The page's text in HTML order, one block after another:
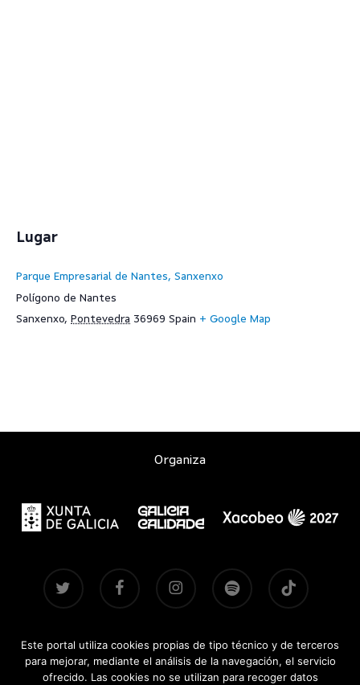
Lugar
Parque Empresarial de Nantes, Sanxenxo
Polígono de Nantes
Sanxenxo, Pontevedra 36969 Spain + Google Map
Organiza
twitter facebook instagram spotify tiktok
Contacto|Aviso legal |Accesibilidad|Brandsite| Ediciones
anteriores:2021-2022·2024·2025
Este portal utiliza cookies propias de tipo técnico y de terceros
para mejorar, mediante el análisis de la navegación, el servicio
ofrecido. Las cookies no se utilizan para recoger datos